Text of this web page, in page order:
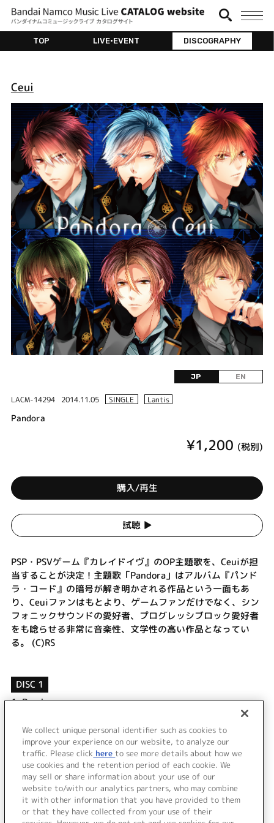
TOP LIVE•EVENT DISCOGRAPHY
Ceui
JP EN
LACM-14294 2014.11.05 SINGLE Lantis
Pandora
¥1,200 (税別)
購入/再生
試聴 ▶︎
PSP・PSVゲーム『カレイドイヴ』のOP主題歌を、Ceuiが担
当することが決定！主題歌「Pandora」はアルバム『パンド
ラ・コード』の暗号が解き明かされる作品という一面もあ
り、Ceuiファンはもとより、ゲームファンだけでなく、シン
フォニックサウンドの愛好者、プログレッシブロック愛好者
をも唸らせる非常に音楽性、文学性の高い作品となってい
る。 (C)RS
DISC 1
1.Pandora
Pandora (Instrumental)
朱きロザリオ ～破かれた頁～ (Instrumental)
＜ BACK
We collect unique personal identifier such as cookies to
improve your experience on our website, to analyze our
traffic. Please click here to see more details about how we
use cookies and the retention period of each cookie. We
may sell or share information about your use of our
website to/with our analytics partners, who may combine
it with other information that you have provided to them
or that they have collected from your use of their